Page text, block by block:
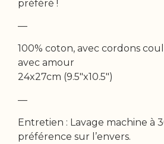
préféré !
—
100% coton, avec cordons
avec amour
24x27cm (9.5″x10.5″)
—
Entretien : Lavage machine à
préférence sur l’envers.